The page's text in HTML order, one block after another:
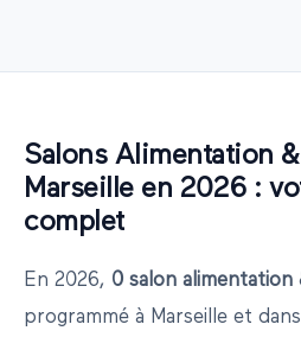
Salons Alimentation
Marseilleen 2026:
complet
En 2026, 0 salon alimentation
programmé à Marseille et